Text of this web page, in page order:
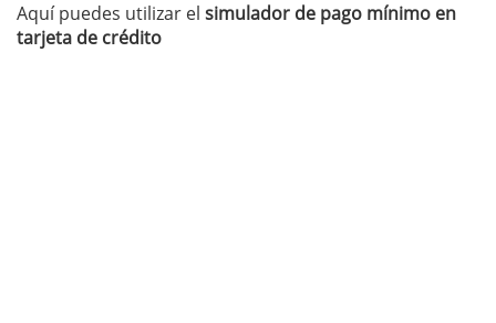
Aquí puedes utilizar el simulador de pago mínimo en
tarjeta de crédito